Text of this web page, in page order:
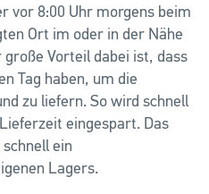
vor 8:00 Uhr morgens beim
Ort im oder in der Nähe
Vorteil dabei ist, dass
Tag haben, um die
zu liefern. So wird schnell
eingespart. Das
ein
Lagers.